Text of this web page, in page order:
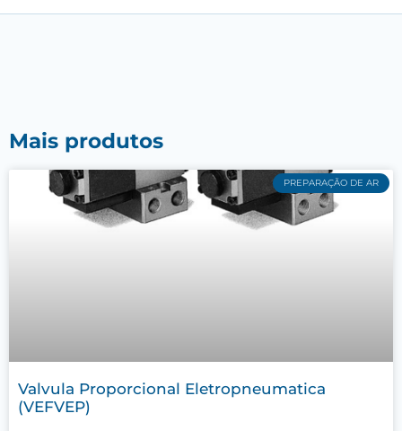
Mais produtos
PREPARAÇÃO DE AR
Valvula Proporcional Eletropneumatica
(VEFVEP)